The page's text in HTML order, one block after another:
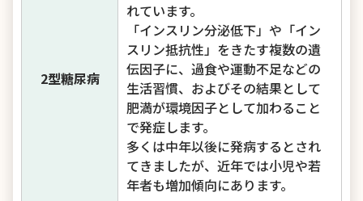
2型糖尿病
れています。
「インスリン分泌低下」や「イン
スリン抵抗性」をきたす複数の遺
伝因子に、過食や運動不足などの
生活習慣、およびその結果として
肥満が環境因子として加わること
で発症します。
多くは中年以後に発病するとされ
てきましたが、近年では小児や若
年者も増加傾向にあります。